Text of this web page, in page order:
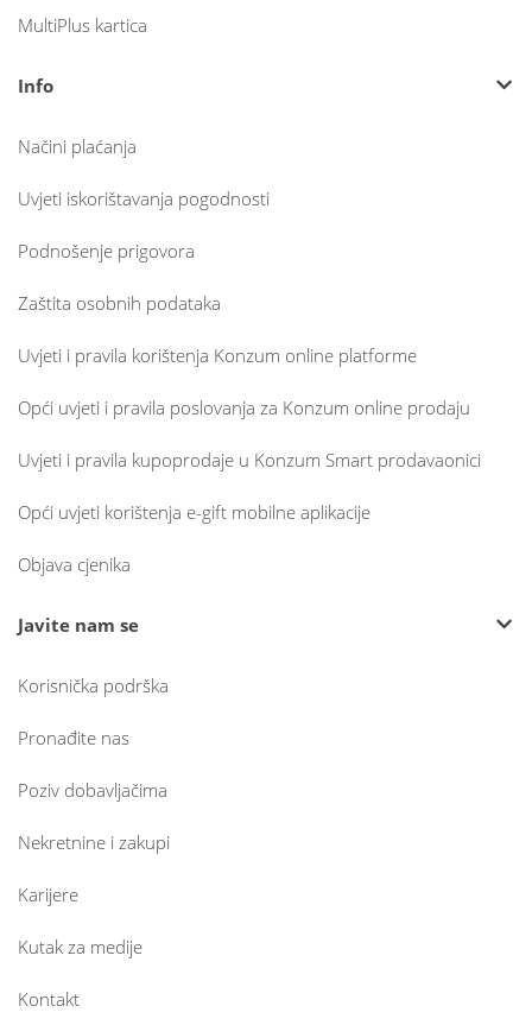
MultiPlus kartica
Info
Načini plaćanja
Uvjeti iskorištavanja pogodnosti
Podnošenje prigovora
Zaštita osobnih podataka
Uvjeti i pravila korištenja Konzum online platforme
Opći uvjeti i pravila poslovanja za Konzum online prodaju
Uvjeti i pravila kupoprodaje u Konzum Smart prodavaonici
Opći uvjeti korištenja e-gift mobilne aplikacije
Objava cjenika
Javite nam se
Korisnička podrška
Pronađite nas
Poziv dobavljačima
Nekretnine i zakupi
Karijere
Kutak za medije
Kontakt